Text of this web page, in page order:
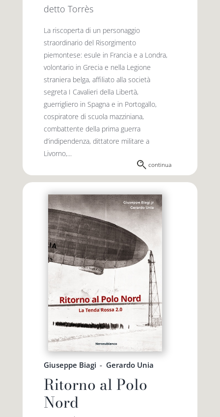
detto Torrès
La riscoperta di un personaggio
straordinario del Risorgimento
piemontese: esule in Francia e a Londra,
volontario in Grecia e nella Legione
straniera belga, affiliato alla società
segreta I Cavalieri della Libertà,
guerrigliero in Spagna e in Portogallo,
cospiratore di scuola mazziniana,
combattente della prima guerra
d’indipendenza, dittatore militare a
Livorno,...
continua
Giuseppe Biagi - Gerardo Unia
Ritorno al Polo
Nord